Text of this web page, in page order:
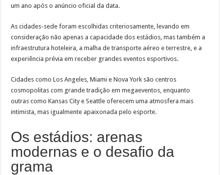
um ano após o anúncio oficial da data.
As cidades-sede foram escolhidas criteriosamente, levando em
consideração não apenas a capacidade dos estádios, mas também a
infraestrutura hoteleira, a malha de transporte aéreo e terrestre, e a
experiência prévia em receber grandes eventos esportivos.
Cidades como Los Angeles, Miami e Nova York são centros
cosmopolitas com grande tradição em megaeventos, enquanto
outras como Kansas City e Seattle oferecem uma atmosfera mais
intimista, mas igualmente apaixonada pelo esporte.
Os estádios: arenas
modernas e o desafio da
grama